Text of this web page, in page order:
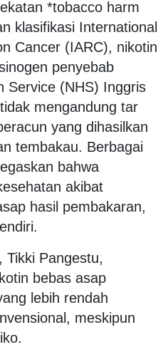
*tobacco harm
klasifikasi International
Cancer (IARC), nikotin
penyebab
Service (NHS) Inggris
mengandung tar
yang dihasilkan
tembakau. Berbagai
bahwa
akibat
hasil pembakaran,
Tikki Pangestu,
bebas asap
lebih rendah
meskipun